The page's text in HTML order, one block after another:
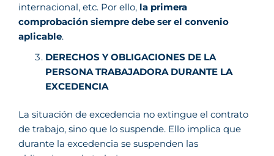
internacional, etc. Por ello, la primera
comprobación siempre debe ser el convenio
aplicable.
DERECHOS Y OBLIGACIONES DE LA
PERSONA TRABAJADORA DURANTE LA
EXCEDENCIA
La situación de excedencia no extingue el contrato
de trabajo, sino que lo suspende. Ello implica que
durante la excedencia se suspenden las